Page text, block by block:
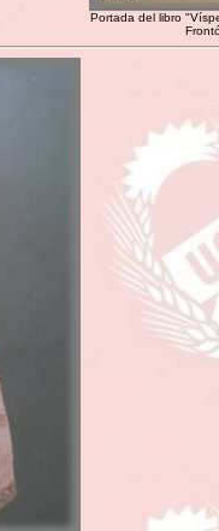
Portada del libro